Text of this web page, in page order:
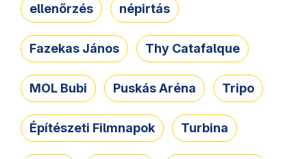
ellenőrzés népirtás
Fazekas János Thy Catafalque
MOL Bubi Puskás Aréna Tripo
Építészeti Filmnapok Turbina